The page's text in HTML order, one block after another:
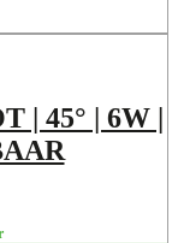
| 45° | 6W |